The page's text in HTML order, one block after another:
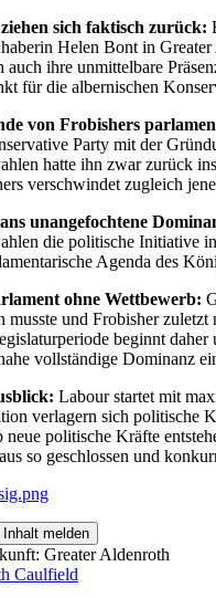
sich faktisch zurück:
Helen Bont in Greater
auch ihre unmittelbare
für die albernischen
von Frobishers
Party mit der
hatte ihn zwar zurück
verschwindet zugleich
unangefochtene
die politische Initiative
Agenda des
ohne Wettbewerb:
musste und Frobisher
beginnt
vollständige Dominanz
Labour startet mit
verlagern sich politische
neue politische Kräfte
so geschlossen und
Inhalt melden
Caulfield